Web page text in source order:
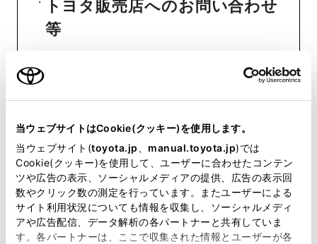
当ウェブサイトはCookie(クッキー)を使用します。
当ウェブサイト(toyota.jp manual.toyota.jp)では
Cookie(クッキー)を使用して、ユーザーに合わせたコンテン
ツや広告の表示、ソーシャルメディアの提供、広告の表示回
数やクリック数の測定を行っています。またユーザーによる
サイト利用状況についても情報を収集し、ソーシャルメディ
アや広告配信、データ解析の各パートナーと共有していま
す。各パートナーは、ここで収集された情報とユーザーが各
トヨタ販売店へのお問い合わせ
等
おクルマに関するお問い合わせ
が可能です。
リコール等情報はこちら